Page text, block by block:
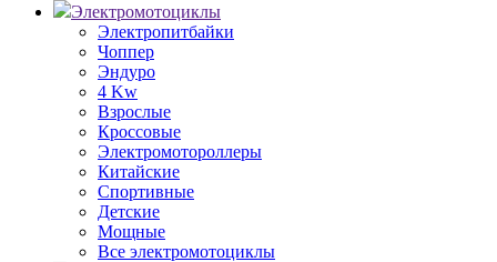
Электромотоциклы
Электропитбайки
Чоппер
Эндуро
4 Kw
Взрослые
Кроссовые
Электромотороллеры
Китайские
Спортивные
Детские
Мощные
Все электромотоциклы